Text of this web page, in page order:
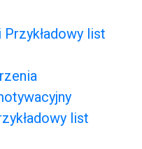
list
list